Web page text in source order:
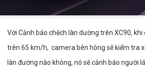
Với Cảnh báo chệch làn dường trên XC90, khi
trên 65 km/h, camera bên hông sẽ kiểm tra
làn đường nào không, nó sẽ cảnh báo người